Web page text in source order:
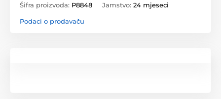
Šifra proizvoda: P8848 Jamstvo: 24 mjeseci
Podaci o prodavaču